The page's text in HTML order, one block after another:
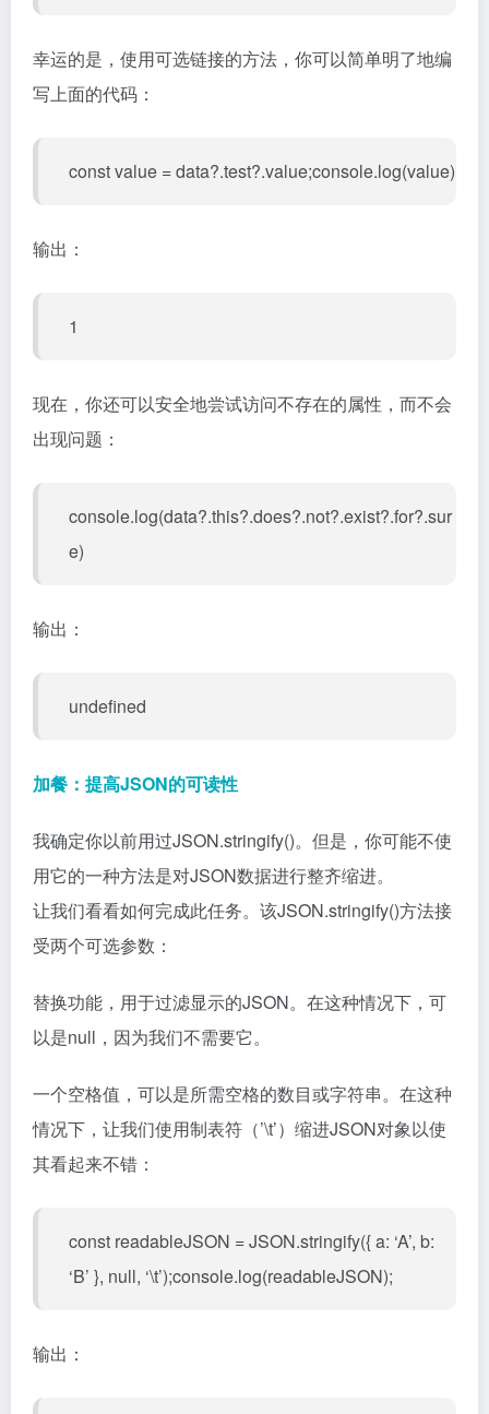
幸运的是，使用可选链接的方法，你可以简单明了地编
写上面的代码：
const value = data?.test?.value;console.log(value)
输出：
1
现在，你还可以安全地尝试访问不存在的属性，而不会
出现问题：
console.log(data?.this?.does?.not?.exist?.for?.sur
e)
输出：
undefined
加餐：提高JSON的可读性
我确定你以前用过JSON.stringify()。但是，你可能不使
用它的一种方法是对JSON数据进行整齐缩进。
让我们看看如何完成此任务。该JSON.stringify()方法接
受两个可选参数：
替换功能，用于过滤显示的JSON。在这种情况下，可
以是null，因为我们不需要它。
一个空格值，可以是所需空格的数目或字符串。在这种
情况下，让我们使用制表符（’\t’）缩进JSON对象以使
其看起来不错：
const readableJSON = JSON.stringify({ a: ‘A’, b:
‘B’ }, null, ‘\t’);console.log(readableJSON);
输出：